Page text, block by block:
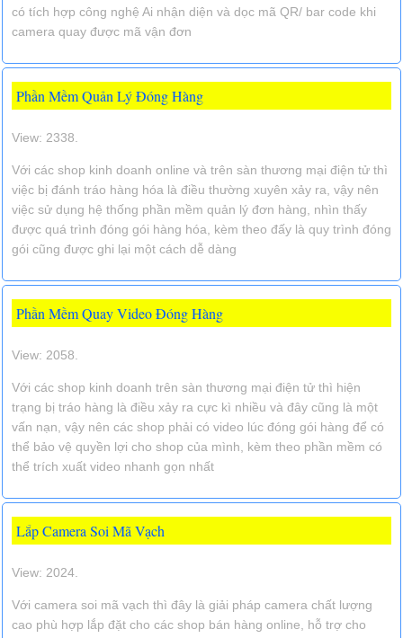
có tích hợp công nghệ Ai nhận diện và dọc mã QR/ bar code khi
camera quay được mã vận đơn
Phần Mềm Quản Lý Đóng Hàng
View: 2338.
Với các shop kinh doanh online và trên sàn thương mại điện tử thì
việc bị đánh tráo hàng hóa là điều thường xuyên xảy ra, vậy nên
việc sử dụng hệ thống phần mềm quản lý đơn hàng, nhìn thấy
được quá trình đóng gói hàng hóa, kèm theo đấy là quy trình đóng
gói cũng được ghi lại một cách dễ dàng
Phần Mềm Quay Video Đóng Hàng
View: 2058.
Với các shop kinh doanh trên sàn thương mại điện tử thì hiện
trạng bị tráo hàng là điều xảy ra cực kì nhiều và đây cũng là một
vấn nạn, vậy nên các shop phải có video lúc đóng gói hàng để có
thể bảo vệ quyền lợi cho shop của mình, kèm theo phần mềm có
thể trích xuất video nhanh gọn nhất
Lắp Camera Soi Mã Vạch
View: 2024.
Với camera soi mã vạch thì đây là giải pháp camera chất lượng
cao phù hợp lắp đặt cho các shop bán hàng online, hỗ trợ cho